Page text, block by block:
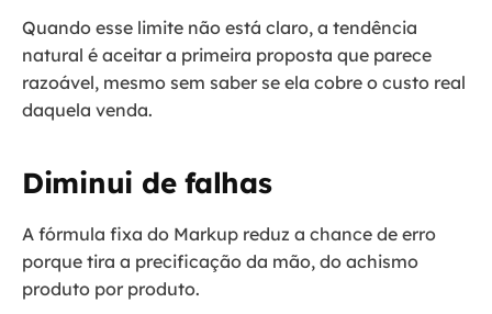
Quando esse limite não está claro, a tendência
natural é aceitar a primeira proposta que parece
razoável, mesmo sem saber se ela cobre o custo real
daquela venda.
Diminui de falhas
A fórmula fixa do Markup reduz a chance de erro
porque tira a precificação da mão, do achismo
produto por produto.